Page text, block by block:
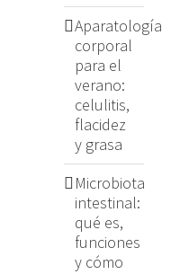
Aparatología
corporal
para el
verano:
celulitis,
flacidez
y grasa
Microbiota
intestinal:
qué es,
funciones
y cómo